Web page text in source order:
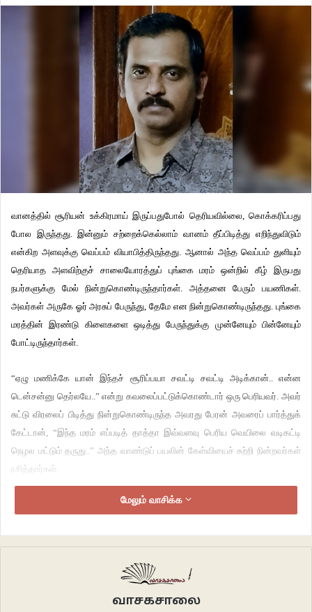
வானத்தில் சூரியன் உக்கிரமாய் இருப்பதுபோல் தெரியவில்லை, கொக்கரிப்பது
போல இருந்தது. இன்னும் சற்றைக்கெல்லாம் வானம் தீப்பிடித்து எறிந்துவிடும்
என்கிற அளவுக்கு வெப்பம் வியாபித்திருந்தது. ஆனால் அந்த வெப்பம் துளியும்
தெரியாத அளவிற்குச் சாலையோரத்துப் புங்கை மரம் ஒன்றில் கீழ் இருபது
நபர்களுக்கு மேல் நின்றுகொண்டிருந்தார்கள். அத்தனை பேரும் பயணிகள்.
அவர்கள் அருகே ஓர் அரசுப் பேருந்து, தேமே என நின்றுகொண்டிருந்தது. புங்கை
மரத்தின் இரண்டு கிளைகளை ஒடித்து பேருந்துக்கு முன்னேயும் பின்னேயும்
போட்டிருந்தார்கள்.
“ஏழு மணிக்கே யான் இந்தச் சூரிப்பயா சவட்டி சவட்டி அடிக்கான்.. என்ன
டென்சன்னு தெர்லயே..” என்று கவலைப்பட்டுக்கொண்டார் ஒரு பெரியவர். அவர்
சுட்டு விரலைப் பிடித்து நின்றுகொண்டிருந்த அவரது பேரன் அவரைப் பார்த்துக்
கேட்டான், “இந்த மரம் எப்படித் தாத்தா இவ்வளவு பெரிய வெயிலை வடிகட்டி
நெழல மட்டும் தருது..” அந்த வாண்டுப் பயலின் கேள்வியைச் சுற்றி நின்றவர்கள்
ரசித்தார்கள்.
ஆனால் புங்கை மரத்தின் நிழலையோ அந்த வாண்டுப் பயலின் ரசமான
திருநெல்வேலியில் நடக்கும் மணியனின் திருமணத்திற்குச் சென்றுவிட
மேலும் வாசிக்க
வாசகசாலை